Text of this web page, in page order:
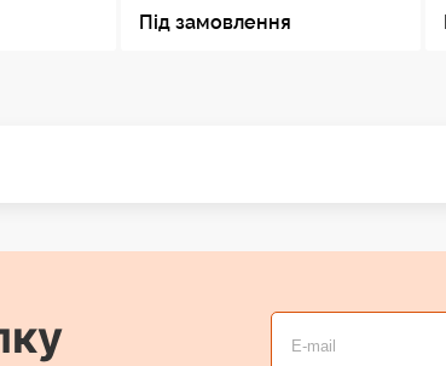
Під замовлення